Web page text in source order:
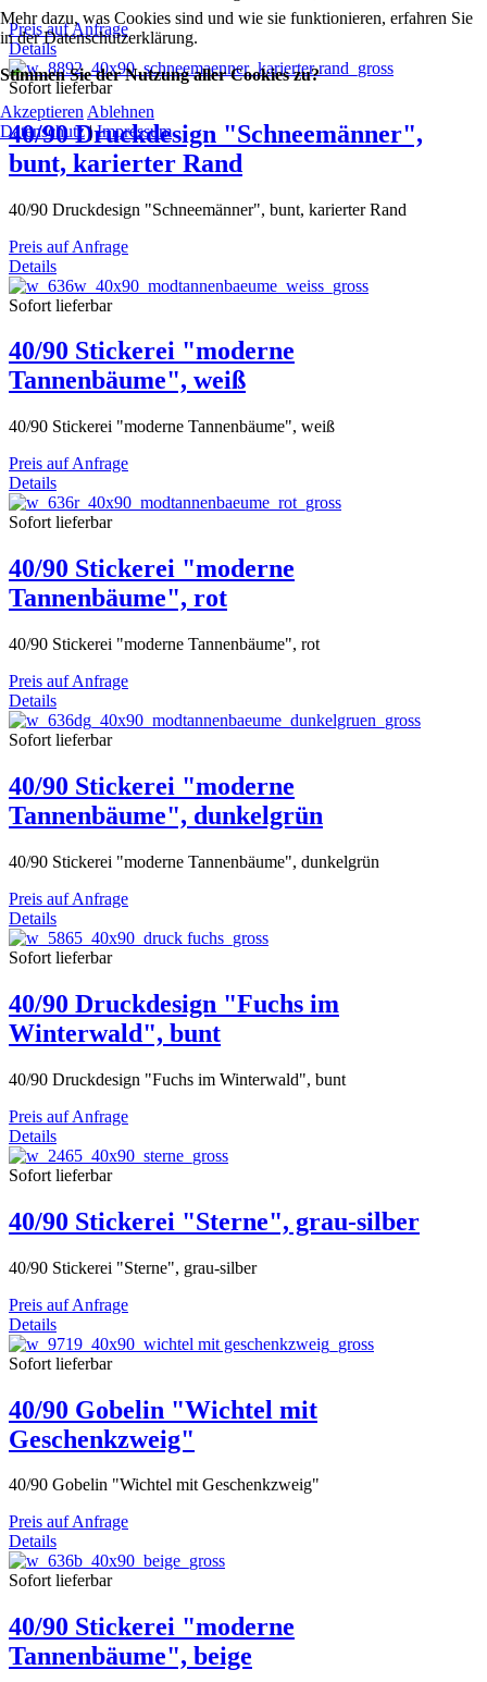
Preis auf Anfrage
Details
Sofort lieferbar
40/90 Druckdesign "Schneemänner",
bunt, karierter Rand
40/90 Druckdesign "Schneemänner", bunt, karierter Rand
Preis auf Anfrage
Details
Sofort lieferbar
40/90 Stickerei "moderne
Tannenbäume", weiß
40/90 Stickerei "moderne Tannenbäume", weiß
Preis auf Anfrage
Details
Sofort lieferbar
40/90 Stickerei "moderne
Tannenbäume", rot
40/90 Stickerei "moderne Tannenbäume", rot
Preis auf Anfrage
Details
Sofort lieferbar
40/90 Stickerei "moderne
Tannenbäume", dunkelgrün
40/90 Stickerei "moderne Tannenbäume", dunkelgrün
Preis auf Anfrage
Details
Sofort lieferbar
40/90 Druckdesign "Fuchs im
Winterwald", bunt
40/90 Druckdesign "Fuchs im Winterwald", bunt
Preis auf Anfrage
Details
Sofort lieferbar
40/90 Stickerei "Sterne", grau-silber
40/90 Stickerei "Sterne", grau-silber
Preis auf Anfrage
Details
Sofort lieferbar
40/90 Gobelin "Wichtel mit
Geschenkzweig"
40/90 Gobelin "Wichtel mit Geschenkzweig"
Preis auf Anfrage
Details
Sofort lieferbar
40/90 Stickerei "moderne
Tannenbäume", beige
Mehr dazu, was Cookies sind und wie sie funktionieren, erfahren Sie
in der Datenschutzerklärung.
Stimmen Sie der Nutzung aller Cookies zu?
Akzeptieren Ablehnen
Datenschutz|Impressum